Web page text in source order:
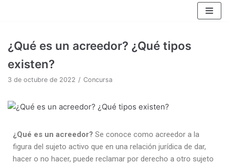
al
contenido
¿Qué es un acreedor? ¿Qué tipos
existen?
3 de octubre de 2022 Concursa
¿Qué es un acreedor? Se conoce como acreedor a la
figura del sujeto activo que en una relación jurídica de dar,
hacer o no hacer, puede reclamar por derecho a otro sujeto